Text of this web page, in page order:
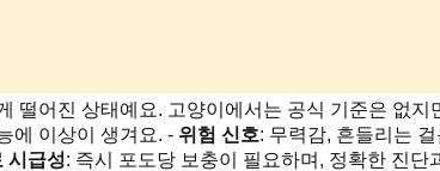
떨어진 상태예요. 고양이에서는 공식 기준은 없지
에 이상이 생겨요. - 위험 신호: 무력감, 흔들리는
시급성: 즉시 포도당 보충이 필요하며, 정확한 진